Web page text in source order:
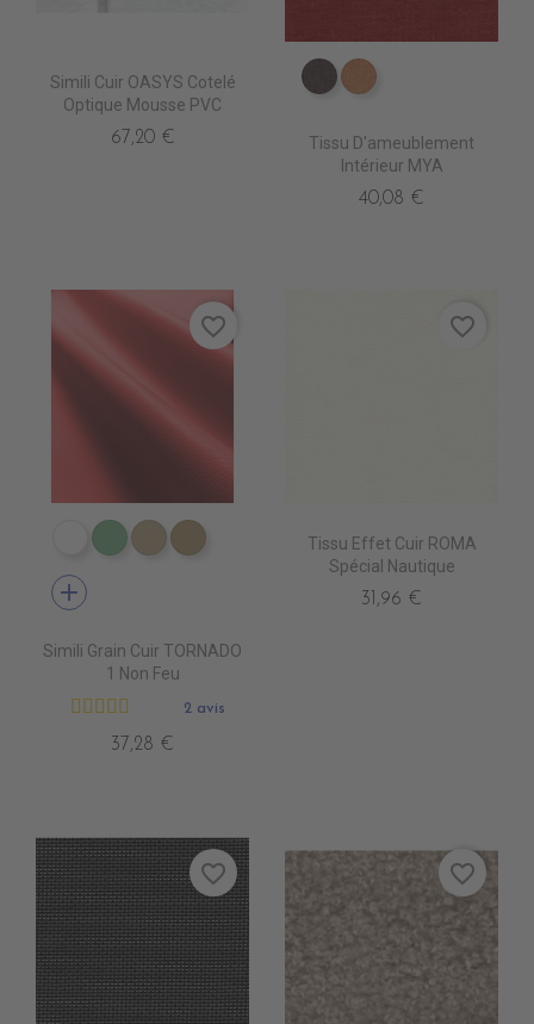
Simili Cuir OASYS Cotelé
Optique Mousse PVC
67,20 €
ES3514 Bistre
ES3516 Fauve
Tissu D'ameublement
Intérieur MYA
40,08 €
EN3000 NEIGE
EN3010 TURQUOISE
EN3020 FICELLE
EN3030 LIN
add
Simili Grain Cuir TORNADO
1 Non Feu
2 avis
37,28 €
favorite_border
Tissu Effet Cuir ROMA
Spécial Nautique
31,96 €
favorite_border
favorite_border favorite_border